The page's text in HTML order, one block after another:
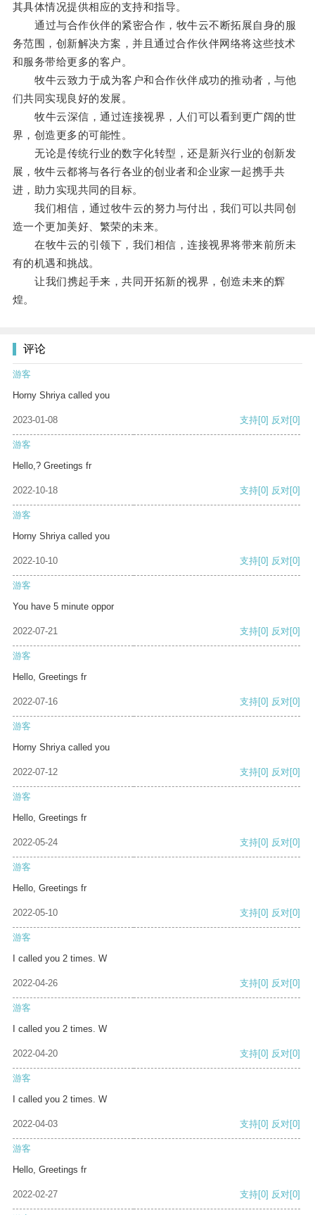
其具体情况提供相应的支持和指导。
通过与合作伙伴的紧密合作，牧牛云不断拓展自身的服
务范围，创新解决方案，并且通过合作伙伴网络将这些技术
和服务带给更多的客户。
牧牛云致力于成为客户和合作伙伴成功的推动者，与他
们共同实现良好的发展。
牧牛云深信，通过连接视界，人们可以看到更广阔的世
界，创造更多的可能性。
无论是传统行业的数字化转型，还是新兴行业的创新发
展，牧牛云都将与各行各业的创业者和企业家一起携手共
进，助力实现共同的目标。
我们相信，通过牧牛云的努力与付出，我们可以共同创
造一个更加美好、繁荣的未来。
在牧牛云的引领下，我们相信，连接视界将带来前所未
有的机遇和挑战。
让我们携起手来，共同开拓新的视界，创造未来的辉
煌。
评论
游客
Horny Shriya called you
2023-01-08 支持[0] 反对[0]
游客
Hello,? Greetings fr
2022-10-18 支持[0] 反对[0]
游客
Horny Shriya called you
2022-10-10 支持[0] 反对[0]
游客
You have 5 minute oppor
2022-07-21 支持[0] 反对[0]
游客
Hello, Greetings fr
2022-07-16 支持[0] 反对[0]
游客
Horny Shriya called you
2022-07-12 支持[0] 反对[0]
游客
Hello, Greetings fr
2022-05-24 支持[0] 反对[0]
游客
Hello, Greetings fr
2022-05-10 支持[0] 反对[0]
游客
I called you 2 times. W
2022-04-26 支持[0] 反对[0]
游客
I called you 2 times. W
2022-04-20 支持[0] 反对[0]
游客
I called you 2 times. W
2022-04-03 支持[0] 反对[0]
游客
Hello, Greetings fr
2022-02-27 支持[0] 反对[0]